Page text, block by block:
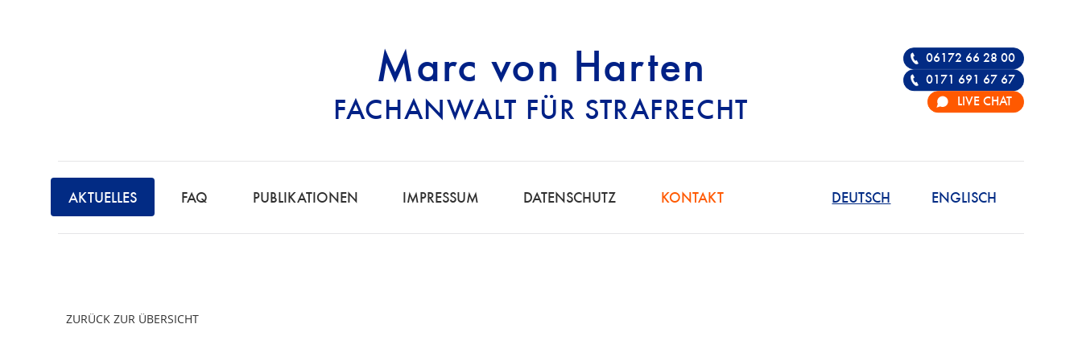
Marc von Harten
FACHANWALT FÜR STRAFRECHT
STRAFRECHT | RECHTSANWALT FÜR DIE
F
C
H
AKTUELLES FAQ PUBLIKATIONEN IMPRESSUM DATENSCHUTZ KONTAKT ENGLISCH
DEUTSCH
06172 66 28 00
0171 691 67 67
LIVE CHAT
ZURÜCK ZUR ÜBERSICHT